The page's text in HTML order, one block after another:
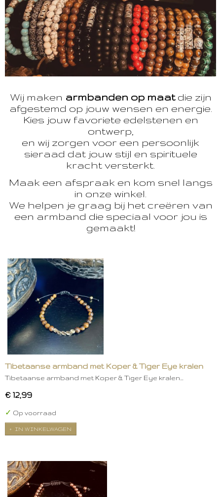
Wij maken armbanden op maatdie zijn
afgestemd op jouw wensen en energie.
Kies jouw favoriete edelstenen en
ontwerp,
en wij zorgen voor een persoonlijk
sieraad dat jouw stijl en spirituele
kracht versterkt.
Maak een afspraak en kom snel langs
in onze winkel.
We helpen je graag bij het creëren van
een armband die speciaal voor jou is
gemaakt!
Tibetaanse armband met Koper & Tiger Eye kralen
Tibetaanse armband met Koper & Tiger Eye kralen…
€ 12,99
✓ Op voorraad
IN WINKELWAGEN